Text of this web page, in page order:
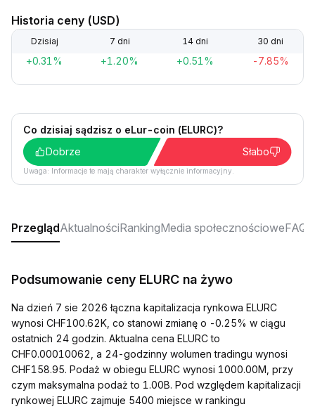
Historia ceny (USD)
Dzisiaj 7 dni 14 dni 30 dni
+0.31% +1.20% +0.51% -7.85%
Co dzisiaj sądzisz o eLur-coin (ELURC)?
Dobrze
Słabo
Uwaga: Informacje te mają charakter wyłącznie informacyjny.
PrzeglądAktualnościRankingMedia społecznościoweFAQ
Podsumowanie ceny ELURC na żywo
Na dzień 7 sie 2026 łączna kapitalizacja rynkowa ELURC
wynosi CHF100.62K, co stanowi zmianę o -0.25% w ciągu
ostatnich 24 godzin. Aktualna cena ELURC to
CHF0.00010062, a 24-godzinny wolumen tradingu wynosi
CHF158.95. Podaż w obiegu ELURC wynosi 1000.00M, przy
czym maksymalna podaż to 1.00B. Pod względem kapitalizacji
rynkowej ELURC zajmuje 5400 miejsce w rankingu